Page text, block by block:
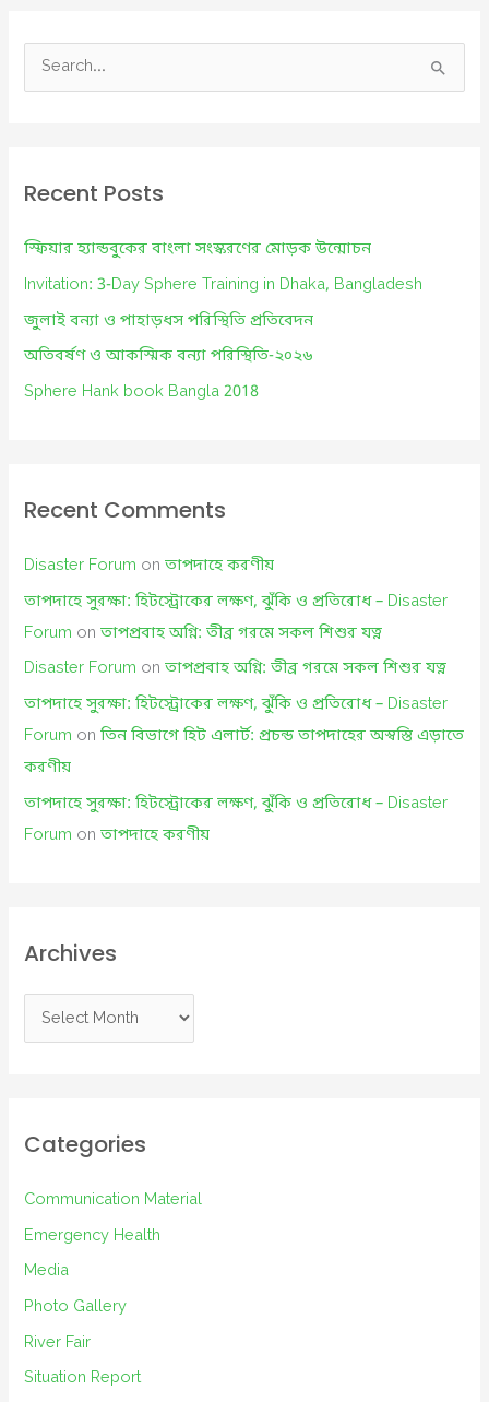
e
c
f
o
r
Recent Posts
স্ফিয়ার হ্যান্ডবুকের বাংলা সংস্করণের মোড়ক উন্মোচন
Invitation: 3-Day Sphere Training in Dhaka, Bangladesh
জুলাই বন্যা ও পাহাড়ধস পরিস্থিতি প্রতিবেদন
অতিবর্ষণ ও আকস্মিক বন্যা পরিস্থিতি-২০২৬
Sphere Hank book Bangla 2018
Recent Comments
Disaster Forum onতাপদাহে করণীয়
তাপদাহে সুরক্ষা: হিটস্ট্রোকের লক্ষণ, ঝুঁকি ও প্রতিরোধ – Disaster
Forum onতাপপ্রবাহ অগ্নি: তীব্র গরমে সকল শিশুর যত্ন
Disaster Forum onতাপপ্রবাহ অগ্নি: তীব্র গরমে সকল শিশুর যত্ন
তাপদাহে সুরক্ষা: হিটস্ট্রোকের লক্ষণ, ঝুঁকি ও প্রতিরোধ – Disaster
Forum onতিন বিভাগে হিট এলার্ট: প্রচন্ড তাপদাহের অস্বস্তি এড়াতে
করণীয়
তাপদাহে সুরক্ষা: হিটস্ট্রোকের লক্ষণ, ঝুঁকি ও প্রতিরোধ – Disaster
Forum onতাপদাহে করণীয়
Archives
r
i
e
s
Categories
Communication Material
Emergency Health
Media
Photo Gallery
River Fair
Situation Report